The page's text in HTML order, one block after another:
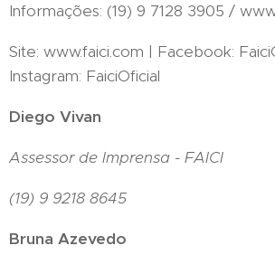
Informações: (19) 9 7128 3905 /
Site: www.faici.com | Facebook:
Instagram: FaiciOficial
Diego Vivan
Assessor de Imprensa - FAICI
(19) 9 9218 8645
Bruna Azevedo